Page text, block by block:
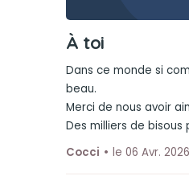
À toi
Dans ce monde si
beau.
Merci de nous avoir
Des milliers de
Cocci
le 06 Avr. 2026